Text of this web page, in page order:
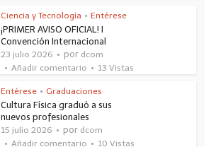
Ciencia y Tecnología • Entérese
¡PRIMER AVISO OFICIAL! I
Convención Internacional
23 julio 2026 por dcom
Añadir comentario
13 Vistas
Entérese • Graduaciones
Cultura Física graduó a sus
nuevos profesionales
15 julio 2026 por dcom
Añadir comentario
10 Vistas